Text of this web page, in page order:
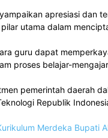
apresiasi dan
utama dalam
guru dapat
proses belajar-
pemerintah daerah
Republik
Merdeka Bupati